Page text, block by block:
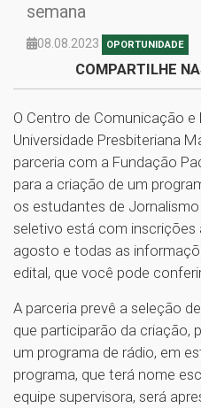
semana
08.08.2023 OPORTUNIDADE
COMPARTILHE
O Centro de Comunicação e
Universidade Presbiteriana
parceria com a Fundação
para a criação de um
os estudantes de
seletivo está com inscrições
agosto e todas as
edital, que você pode
A parceria prevê a seleção
que participarão da criação,
um programa de rádio, em
programa, que terá nome
equipe supervisora, será